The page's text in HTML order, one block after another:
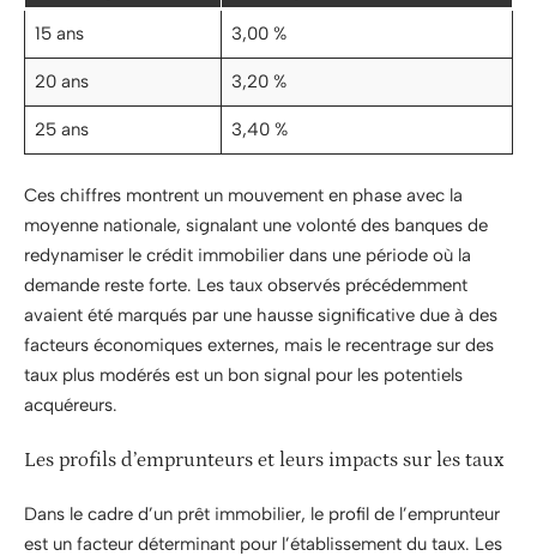
15 ans 3,00 %
20 ans 3,20 %
25 ans 3,40 %
Ces chiffres montrent un mouvement en phase avec la
moyenne nationale, signalant une volonté des banques de
redynamiser le crédit immobilier dans une période où la
demande reste forte. Les taux observés précédemment
avaient été marqués par une hausse significative due à des
facteurs économiques externes, mais le recentrage sur des
taux plus modérés est un bon signal pour les potentiels
acquéreurs.
Les profils d’emprunteurs et leurs impacts sur les taux
Dans le cadre d’un prêt immobilier, le profil de l’emprunteur
est un facteur déterminant pour l’établissement du taux. Les